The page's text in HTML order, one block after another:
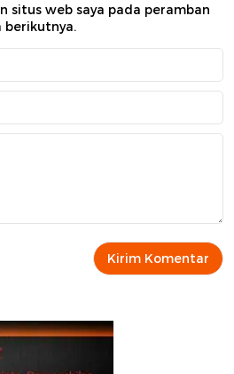
situs web saya pada peramban
berikutnya.